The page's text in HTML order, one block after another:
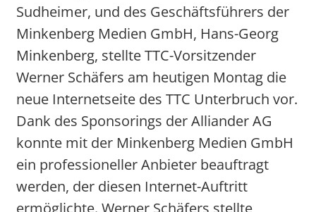
Sudheimer, und des Geschäftsführers der
Minkenberg Medien GmbH, Hans-Georg
Minkenberg, stellte TTC-Vorsitzender
Werner Schäfers am heutigen Montag die
neue Internetseite des TTC Unterbruch vor.
Dank des Sponsorings der Alliander AG
konnte mit der Minkenberg Medien GmbH
ein professioneller Anbieter beauftragt
werden, der diesen Internet-Auftritt
ermöglichte. Werner Schäfers stellte